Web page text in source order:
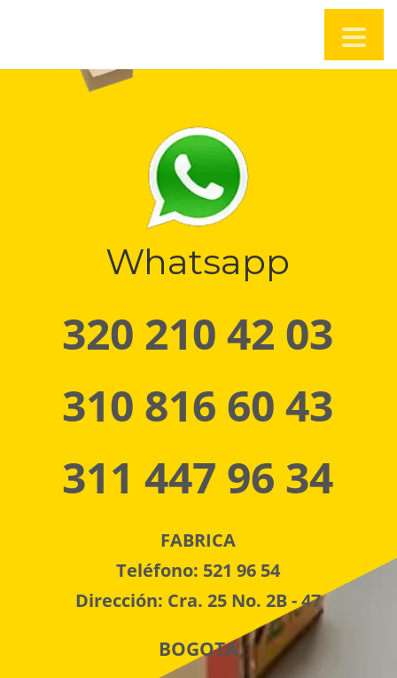
Whatsapp
320 210 42 03
310 816 60 43
311 447 96 34
FABRICA
Teléfono: 521 96 54
Dirección: Cra. 25 No. 2B - 47
BOGOTA